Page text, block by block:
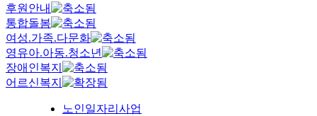
후원안내
통합돌봄
여성.가족.다문화
영유아.아동.청소년
장애인복지
어르신복지
노인일자리사업